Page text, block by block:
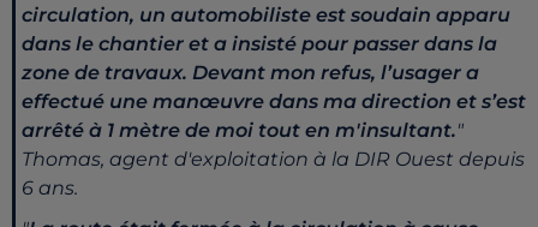
circulation, un automobiliste est soudain apparu
dans le chantier et a insisté pour passer dans la
zone de travaux. Devant mon refus, l’usager a
effectué une manœuvre dans ma direction et s’est
arrêté à 1 mètre de moi tout en m'insultant."
Thomas, agent d'exploitation à la DIR Ouest depuis
6 ans.